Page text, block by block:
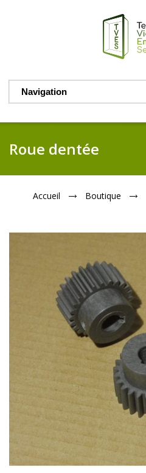
Roue dentée
Accueil Boutique